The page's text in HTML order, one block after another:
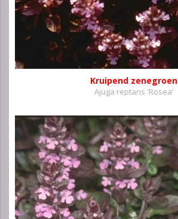
Kruipend zenegroen
Ajuga reptans 'Rosea'